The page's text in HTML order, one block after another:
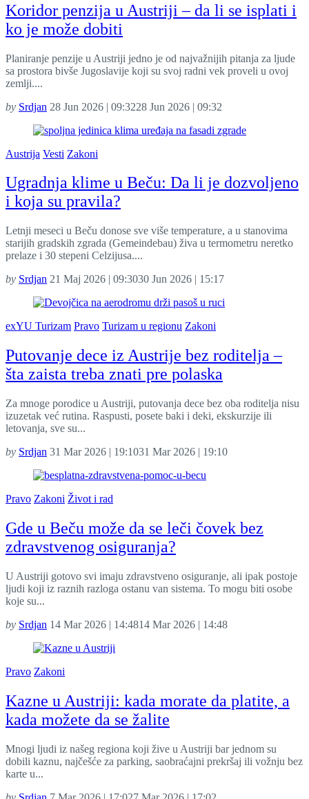
Koridor penzija u Austriji – da li se isplati i
ko je može dobiti
Planiranje penzije u Austriji jedno je od najvažnijih pitanja za ljude
sa prostora bivše Jugoslavije koji su svoj radni vek proveli u ovoj
zemlji....
by Srdjan 28 Jun 2026 | 09:3228 Jun 2026 | 09:32
Austrija Vesti Zakoni
Ugradnja klime u Beču: Da li je dozvoljeno
i koja su pravila?
Letnji meseci u Beču donose sve više temperature, a u stanovima
starijih gradskih zgrada (Gemeindebau) živa u termometru neretko
prelaze i 30 stepeni Celzijusa....
by Srdjan 21 Maj 2026 | 09:3030 Jun 2026 | 15:17
exYU Turizam Pravo Turizam u regionu Zakoni
Putovanje dece iz Austrije bez roditelja –
šta zaista treba znati pre polaska
Za mnoge porodice u Austriji, putovanja dece bez oba roditelja nisu
izuzetak već rutina. Raspusti, posete baki i deki, ekskurzije ili
letovanja, sve su...
by Srdjan 31 Mar 2026 | 19:1031 Mar 2026 | 19:10
Pravo Zakoni Život i rad
Gde u Beču može da se leči čovek bez
zdravstvenog osiguranja?
U Austriji gotovo svi imaju zdravstveno osiguranje, ali ipak postoje
ljudi koji iz raznih razloga ostanu van sistema. To mogu biti osobe
koje su...
by Srdjan 14 Mar 2026 | 14:4814 Mar 2026 | 14:48
Pravo Zakoni
Kazne u Austriji: kada morate da platite, a
kada možete da se žalite
Mnogi ljudi iz našeg regiona koji žive u Austriji bar jednom su
dobili kaznu, najčešće za parking, saobraćajni prekršaj ili vožnju bez
karte u...